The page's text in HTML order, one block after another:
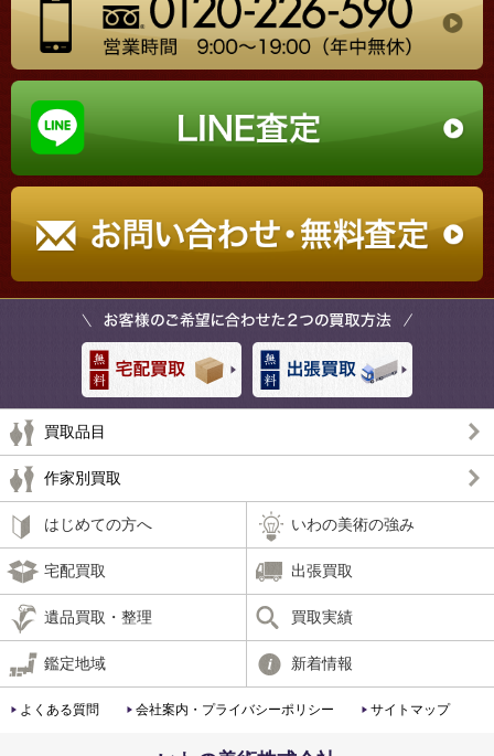
買取品目
作家別買取
はじめての方へ いわの美術の強み
宅配買取 出張買取
遺品買取・整理 買取実績
鑑定地域 新着情報
よくある質問 会社案内・プライバシーポリシー サイトマップ